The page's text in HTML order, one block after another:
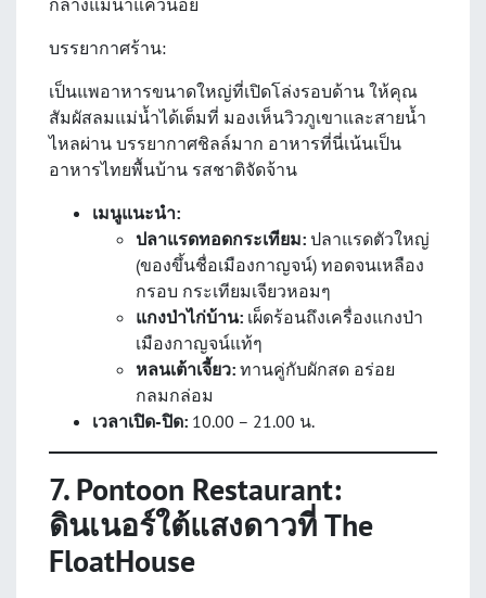
บรรยากาศร้าน:
เป็นแพอาหารขนาดใหญ่ที่เปิดโล่งรอบด้าน ให้คุณ
สัมผัสลมแม่น้ำได้เต็มที่ มองเห็นวิวภูเขาและสายน้ำ
ไหลผ่าน บรรยากาศชิลล์มาก อาหารที่นี่เน้นเป็น
อาหารไทยพื้นบ้าน รสชาติจัดจ้าน
เมนูแนะนำ:
ปลาแรดทอดกระเทียม: ปลาแรดตัวใหญ่
(ของขึ้นชื่อเมืองกาญจน์) ทอดจนเหลือง
กรอบ กระเทียมเจียวหอมๆ
แกงป่าไก่บ้าน: เผ็ดร้อนถึงเครื่องแกงป่า
เมืองกาญจน์แท้ๆ
หลนเต้าเจี้ยว: ทานคู่กับผักสด อร่อย
กลมกล่อม
เวลาเปิด-ปิด: 10.00 – 21.00 น.
7. Pontoon Restaurant:
ดินเนอร์ใต้แสงดาวที่ The
FloatHouse